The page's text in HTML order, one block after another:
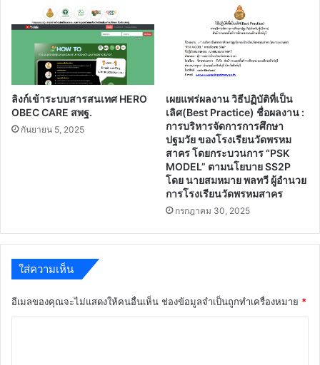
ลิงก์เข้าระบบสารสนเทศ HERO
OBEC CARE สพฐ.
กันยายน 5, 2025
เผยแพร่ผลงาน วิธีปฏิบัติที่เป็น
เลิศ(Best Practice) ชื่อผลงาน :
การบริหารจัดการการศึกษา
ปฐมวัย ของโรงเรียนวัดพรหม
สาคร โดยกระบวนการ “PSK
MODEL” ตามนโยบาย SS2P
โดย นายสมหมาย พลทวี ผู้อำนวย
การโรงเรียนวัดพรหมสาคร
กรกฎาคม 30, 2025
ใส่ความเห็น
อีเมลของคุณจะไม่แสดงให้คนอื่นเห็น ช่องข้อมูลจำเป็นถูกทำเครื่องหมาย *